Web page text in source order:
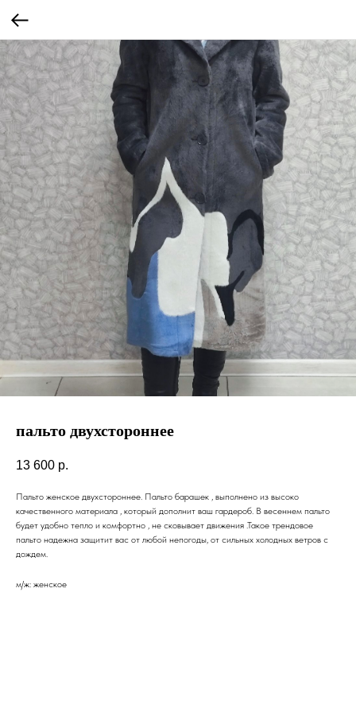
пальто двухстороннее
13 600 р.
Пальто женское двухстороннее. Пальто барашек , выполнено из высоко
качественного материала , который дополнит ваш гардероб. В весеннем пальто
будет удобно тепло и комфортно , не сковывает движения .Такое трендовое
пальто надежна защитит вас от любой непогоды, от сильных холодных ветров с
дождем.
м/ж: женское